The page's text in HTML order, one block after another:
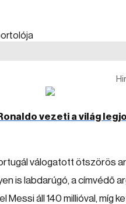
vezeti a világ
válogatott ötszörös
is labdarúgó, a címvédő
áll 140 millióval, míg